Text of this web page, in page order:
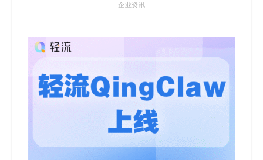
企业资讯